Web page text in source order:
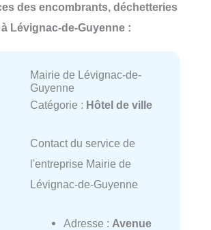
des encombrants, déchetteries
Lévignac-de-Guyenne :
Mairie de Lévignac-de-
Guyenne
Catégorie : Hôtel de ville
Contact du service de
l'entreprise Mairie de
Lévignac-de-Guyenne
Adresse : Avenue